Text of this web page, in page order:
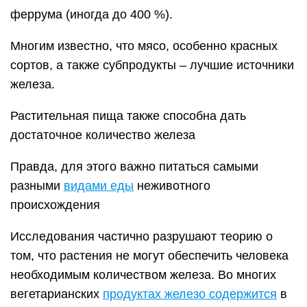
феррума (иногда до 400 %).
Многим известно, что мясо, особенно красных
сортов, а также субпродукты – лучшие источники
железа.
Растительная пища также способна дать
достаточное количество железа
Правда, для этого важно питаться самыми
разными видами еды неживотного
происхождения
Исследования частично разрушают теорию о
том, что растения не могут обеспечить человека
необходимым количеством железа. Во многих
вегетарианских продуктах железо содержится в